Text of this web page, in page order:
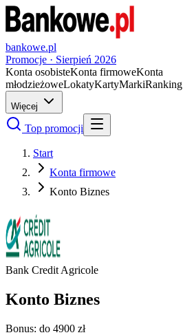
bankowe.pl
Promocje · Sierpień 2026
Konta osobisteKonta firmoweKonta
młodzieżoweLokatyKartyMarkiRanking
Więcej
Top promocji
Start
Konta firmowe
Konto Biznes
Bank Credit Agricole
Konto Biznes
Bonus: do 4900 zł